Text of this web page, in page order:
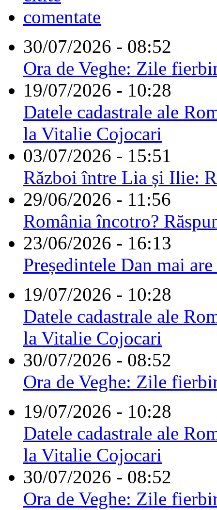
comentate
30/07/2026 - 08:52
Ora de Veghe: Zile
19/07/2026 - 10:28
Datele cadastrale ale
la Vitalie Cojocari
03/07/2026 - 15:51
Război între Lia și Ilie:
29/06/2026 - 11:56
România încotro?
23/06/2026 - 16:13
Președintele Dan mai
19/07/2026 - 10:28
Datele cadastrale ale
la Vitalie Cojocari
30/07/2026 - 08:52
Ora de Veghe: Zile
19/07/2026 - 10:28
Datele cadastrale ale
la Vitalie Cojocari
30/07/2026 - 08:52
Ora de Veghe: Zile